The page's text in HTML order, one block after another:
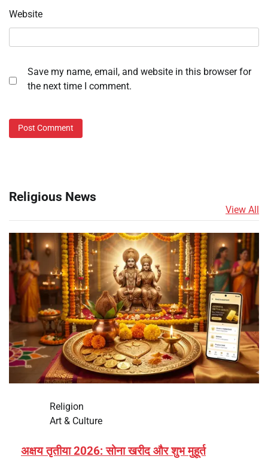
Website
Save my name, email, and website in this browser for
the next time I comment.
Religious News
View All
Religion
Art & Culture
अक्षय तृतीया 2026: सोना खरीद और शुभ मुहूर्त